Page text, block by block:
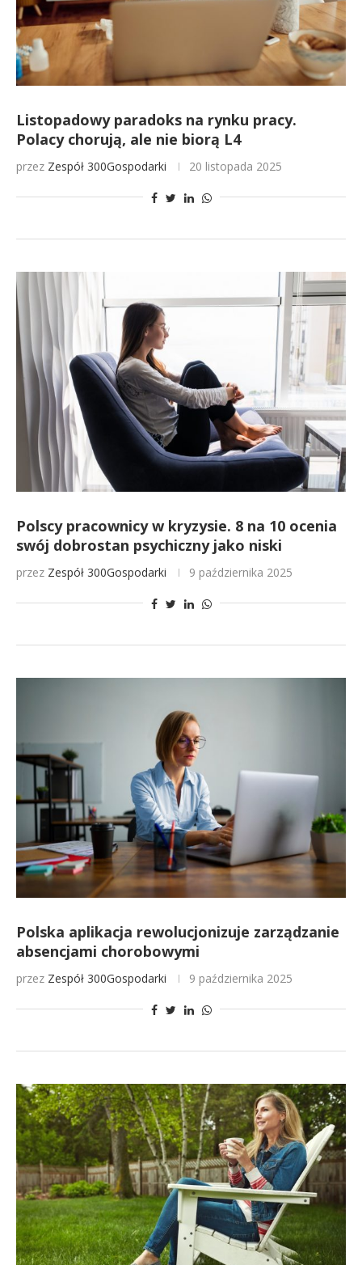
Listopadowy paradoks na rynku pracy.
Polacy chorują, ale nie biorą L4
przez Zespół 300Gospodarki 20 listopada 2025
Polscy pracownicy w kryzysie. 8 na 10 ocenia
swój dobrostan psychiczny jako niski
przez Zespół 300Gospodarki 9 października 2025
Polska aplikacja rewolucjonizuje zarządzanie
absencjami chorobowymi
przez Zespół 300Gospodarki 9 października 2025